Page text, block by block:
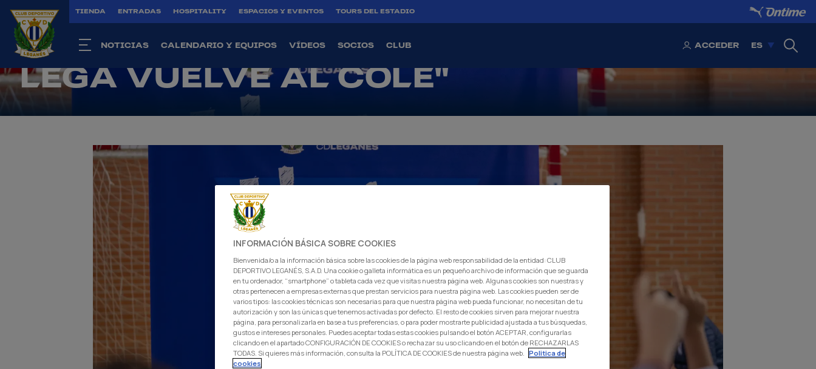
TIENDA ENTRADAS HOSPITALITY ESPACIOS Y EVENTOS TOURS DEL ESTADIO
NOTICIAS CALENDARIO Y EQUIPOS VÍDEOS SOCIOS CLUB ACCEDER ES
FEMENINO VISITA EL CEIP
ANTONIO MACHADO CON "EL
LEGA VUELVE AL COLE"
INFORMACIÓN BÁSICA SOBRE COOKIES
Bienvenida/o a la información básica sobre las cookies de la página web responsabilidad de la entidad: CLUB
DEPORTIVO LEGANÉS, S.A.D. Una cookie o galleta informática es un pequeño archivo de información que se guarda
en tu ordenador, “smartphone” o tableta cada vez que visitas nuestra página web. Algunas cookies son nuestras y
otras pertenecen a empresas externas que prestan servicios para nuestra página web. Las cookies pueden ser de
varios tipos: las cookies técnicas son necesarias para que nuestra página web pueda funcionar, no necesitan de tu
autorización y son las únicas que tenemos activadas por defecto. El resto de cookies sirven para mejorar nuestra
página, para personalizarla en base a tus preferencias, o para poder mostrarte publicidad ajustada a tus búsquedas,
gustos e intereses personales. Puedes aceptar todas estas cookies pulsando el botón ACEPTAR, configurarlas
clicando en el apartado CONFIGURACIÓN DE COOKIES o rechazar su uso clicando en el botón de RECHAZARLAS
TODAS. Si quieres más información, consulta la POLÍTICA DE COOKIES de nuestra página web. Politica de
cookies